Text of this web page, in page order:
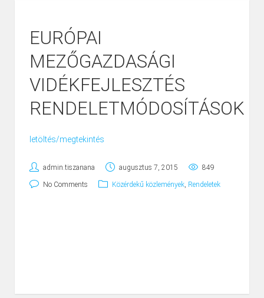
EURÓPAI
MEZŐGAZDASÁGI
VIDÉKFEJLESZTÉS
RENDELETMÓDOSÍTÁSOK
letöltés/megtekintés
admin.tiszanana augusztus 7, 2015 849
No Comments Közérdekű közlemények, Rendeletek